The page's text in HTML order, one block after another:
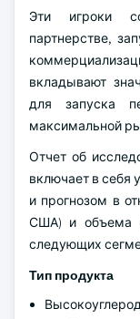
Эти игроки
партнерстве,
вкладывают
для запуска
максимальной
Отчет об
включает в себя
и прогнозом в
США) и объема
следующих
Тип продукта